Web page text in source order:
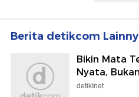
Berita detikcom
Bikin Mata
Nyata,
detikInet